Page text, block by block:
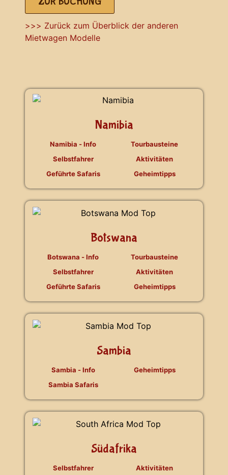
>>> Zurück zum Überblick der anderen
Mietwagen Modelle
Namibia
Namibia - Info
Selbstfahrer
Geführte Safaris
Tourbausteine
Aktivitäten
Geheimtipps
Botswana
Botswana - Info
Selbstfahrer
Geführte Safaris
Tourbausteine
Aktivitäten
Geheimtipps
Sambia
Sambia - Info
Sambia Safaris
Geheimtipps
Südafrika
Selbstfahrer
Aktivitäten